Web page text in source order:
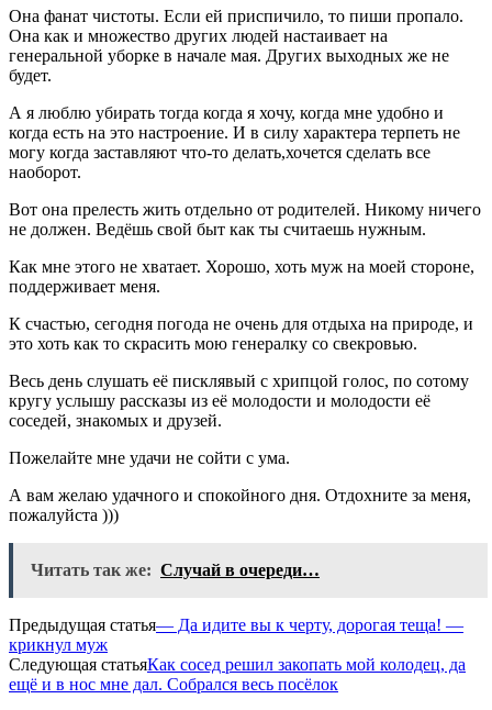
Она фанат чистоты. Если ей приспичило, то пиши пропало.
Она как и множество других людей настаивает на
генеральной уборке в начале мая. Других выходных же не
будет.
А я люблю убирать тогда когда я хочу, когда мне удобно и
когда есть на это настроение. И в силу характера терпеть не
могу когда заставляют что-то делать,хочется сделать все
наоборот.
Вот она прелесть жить отдельно от родителей. Никому ничего
не должен. Ведёшь свой быт как ты считаешь нужным.
Как мне этого не хватает. Хорошо, хоть муж на моей стороне,
поддерживает меня.
К счастью, сегодня погода не очень для отдыха на природе, и
это хоть как то скрасить мою генералку со свекровью.
Весь день слушать её писклявый с хрипцой голос, по сотому
кругу услышу рассказы из её молодости и молодости её
соседей, знакомых и друзей.
Пожелайте мне удачи не сойти с ума.
А вам желаю удачного и спокойного дня. Отдохните за меня,
пожалуйста )))
Читать так же: Случай в очереди…
Предыдущая статья— Да идите вы к черту, дорогая теща! —
крикнул муж
Следующая статьяКак сосед решил закопать мой колодец, да
ещё и в нос мне дал. Собрался весь посёлок